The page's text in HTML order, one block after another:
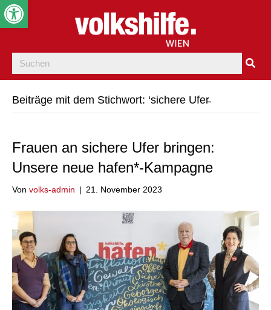
Beiträge mit dem Stichwort: ‘sichere Ufer̵
Frauen an sichere Ufer bringen:
Unsere neue hafen*-Kampagne
Von volks-admin | 21. November 2023